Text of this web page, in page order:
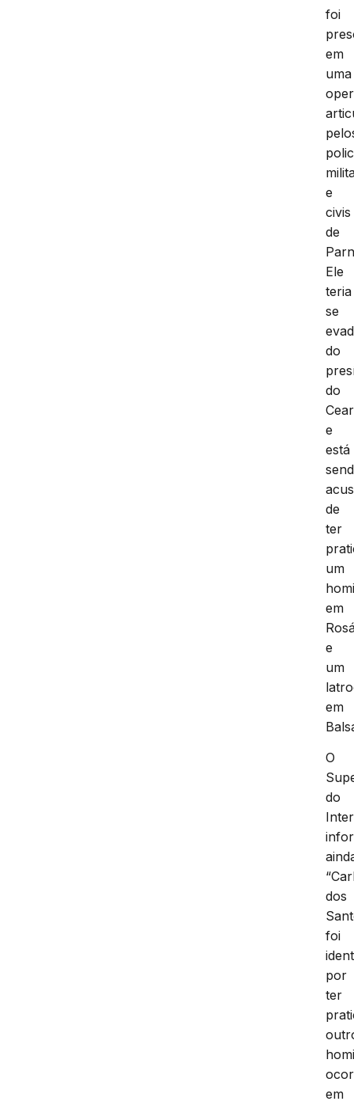
foi
em
uma
e
civis
de
Ele
teria
se
do
do
e
está
de
ter
um
em
e
um
em
O
do
dos
foi
por
ter
em